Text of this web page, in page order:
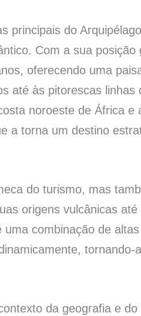
principais do
Com a sua
oferecendo uma
até às pitorescas linhas
noroeste de África e
a torna um destino
do turismo, mas
origens vulcânicas
uma combinação de
tornando-
da geografia e